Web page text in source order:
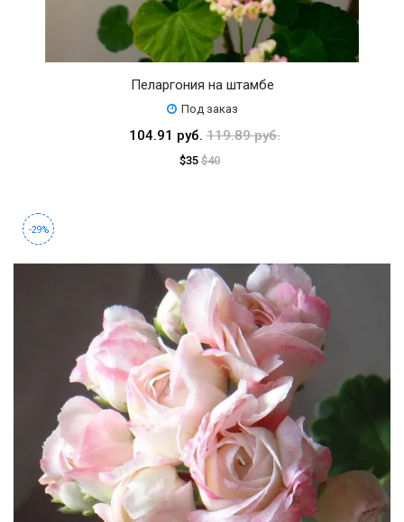
Пеларгония на штамбе
Под заказ
104.91 руб.119.89 руб.
$35 $40
-29%